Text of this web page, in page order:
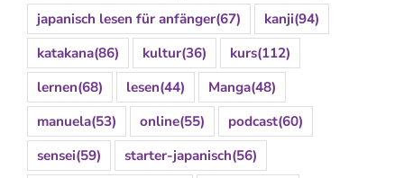
japanisch lesen für anfänger(67) kanji(94)
katakana(86) kultur(36) kurs(112)
lernen(68) lesen(44) Manga(48)
manuela(53) online(55) podcast(60)
sensei(59) starter-japanisch(56)